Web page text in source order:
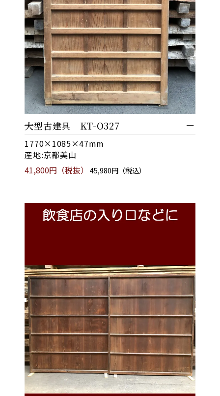
大型古建具 KT-O327
1770×1085×47mm
産地:京都美山
41,800円（税抜）
45,980円（税込）